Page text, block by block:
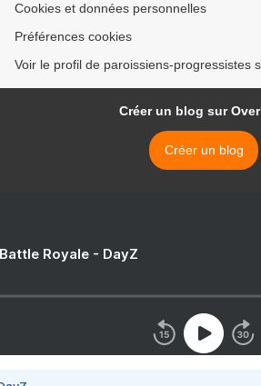
Cookies et données personnelles
Préférences cookies
Voir le profil de paroissiens-progressistes
Créer un blog sur
Créer un blog
Royale - DayZ